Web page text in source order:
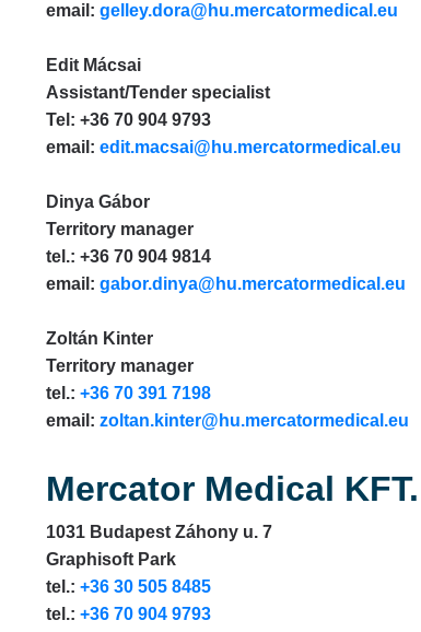
email: gelley.dora@hu.mercatormedical.eu
Edit Mácsai
Assistant/Tender specialist
Tel: +36 70 904 9793
email: edit.macsai@hu.mercatormedical.eu
Dinya Gábor
Territory manager
tel.: +36 70 904 9814
email: gabor.dinya@hu.mercatormedical.eu
Zoltán Kinter
Territory manager
tel.: +36 70 391 7198
email: zoltan.kinter@hu.mercatormedical.eu
Mercator Medical KFT.
1031 Budapest Záhony u. 7
Graphisoft Park
tel.: +36 30 505 8485
tel.: +36 70 904 9793